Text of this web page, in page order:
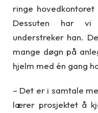
ringe
Dessuten har vi
understreker han.
mange døgn på
hjelm med én gang
– Det er i samtale
lærer prosjektet å